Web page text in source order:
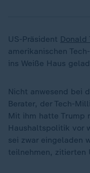
US-Präsident Donald
amerikanischen
ins Weiße Haus
Nicht anwesend bei
Berater, der Tech-
Mit ihm hatte Trump
Haushaltspolitik vor
sei zwar eingeladen
teilnehmen, zitierten